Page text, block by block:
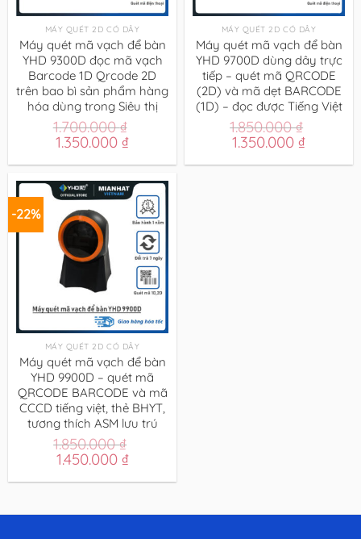
MÁY QUÉT 2D CÓ DÂY
Máy quét mã vạch để bàn
YHD 9300D đọc mã vạch
Barcode 1D Qrcode 2D
trên bao bì sản phẩm hàng
hóa dùng trong Siêu thị
1.700.000₫
Giá
là:
1.700.000 ₫.
1.350.000 ₫Giá
tại
là:
1.350.000 ₫.
MÁY QUÉT 2D CÓ DÂY
Máy quét mã vạch để bàn
YHD 9700D dùng dây trực
tiếp – quét mã QRCODE
(2D) và mã dẹt BARCODE
(1D) – đọc được Tiếng Việt
1.850.000₫
Giá
là:
1.350.000 ₫Giá
tại
-22%
MÁY QUÉT 2D CÓ DÂY
Máy quét mã vạch để bàn
YHD 9900D – quét mã
QRCODE BARCODE và mã
CCCD tiếng việt, thẻ BHYT,
tương thích ASM lưu trú
1.850.000₫
Giá
là:
1.450.000 ₫Giá
tại
1.450.000 ₫.